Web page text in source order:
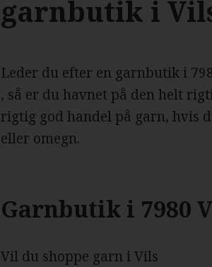
garnbutik i
Leder du efter en garnbutik i
, så er du havnet på den helt
rigtig god handel på garn, hvis
eller omegn.
Garnbutik i 7980
Vil du shoppe garn i Vils